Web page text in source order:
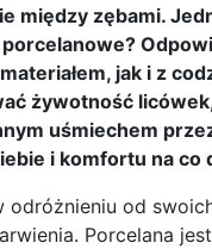
zębami.
jak i z
żywotność
uśmiechem
i komfortu na co
od
Porcelana